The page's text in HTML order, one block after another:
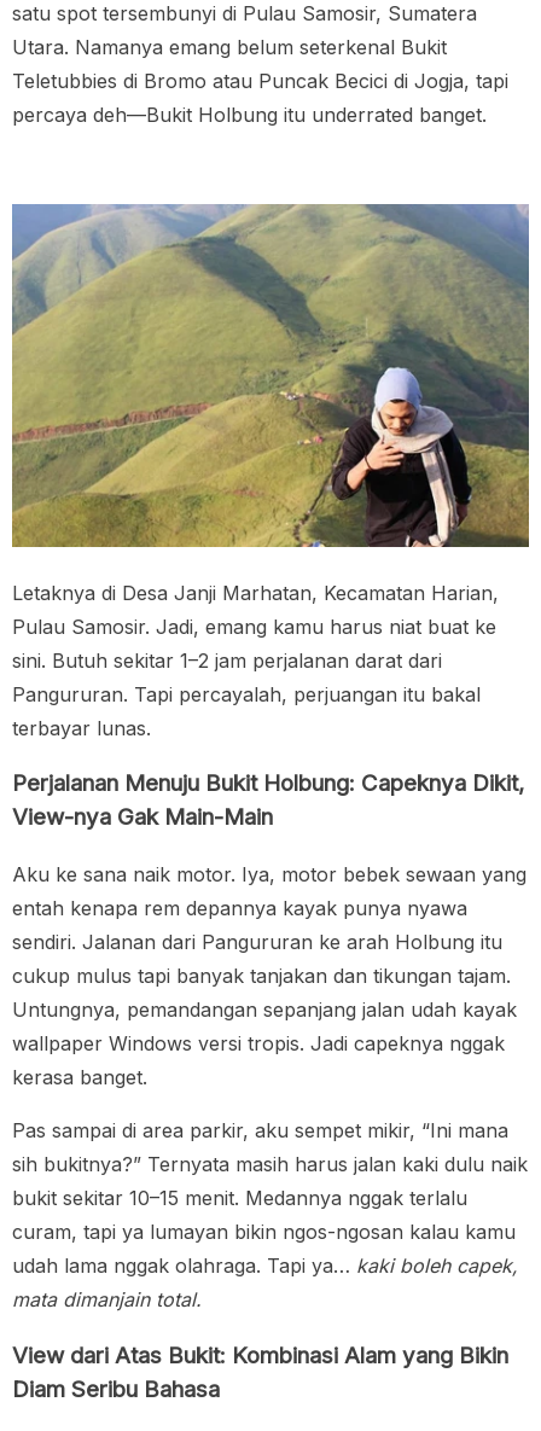
satu spot tersembunyi di Pulau Samosir, Sumatera
Utara. Namanya emang belum seterkenal Bukit
Teletubbies di Bromo atau Puncak Becici di Jogja, tapi
percaya deh—Bukit Holbung itu underrated banget.
Letaknya di Desa Janji Marhatan, Kecamatan Harian,
Pulau Samosir. Jadi, emang kamu harus niat buat ke
sini. Butuh sekitar 1–2 jam perjalanan darat dari
Pangururan. Tapi percayalah, perjuangan itu bakal
terbayar lunas.
Perjalanan Menuju Bukit Holbung: Capeknya Dikit,
View-nya Gak Main-Main
Aku ke sana naik motor. Iya, motor bebek sewaan yang
entah kenapa rem depannya kayak punya nyawa
sendiri. Jalanan dari Pangururan ke arah Holbung itu
cukup mulus tapi banyak tanjakan dan tikungan tajam.
Untungnya, pemandangan sepanjang jalan udah kayak
wallpaper Windows versi tropis. Jadi capeknya nggak
kerasa banget.
Pas sampai di area parkir, aku sempet mikir, “Ini mana
sih bukitnya?” Ternyata masih harus jalan kaki dulu naik
bukit sekitar 10–15 menit. Medannya nggak terlalu
curam, tapi ya lumayan bikin ngos-ngosan kalau kamu
udah lama nggak olahraga. Tapi ya… kaki boleh capek,
mata dimanjain total.
View dari Atas Bukit: Kombinasi Alam yang Bikin
Diam Seribu Bahasa